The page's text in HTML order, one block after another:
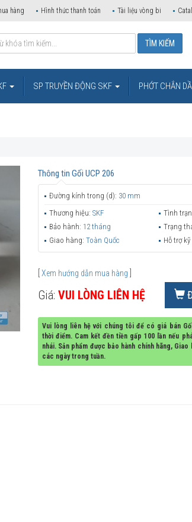
hàng Hình thức thanh toán Tài liệu vòng bi
SP TRUYỀN ĐỘNG SKF PHỚT CHẮN
Thông tin Gối UCP 206
Đường kính trong (d): 30 mm
Thương hiệu: SKF Tình
Bảo hành: 12 tháng Trạng
Giao hàng: Toàn Quốc Hỗ trợ
Xem hướng dẫn mua hàng
Giá: VUI LÒNG LIÊN HỆ
Vui lòng liên hệ với chúng tôi để có giá bán
thời điểm. Cam kết đền tiền gấp 100 lần nếu
nhái. Sản phẩm được bảo hành chính hãng,
các ngày trong tuần.